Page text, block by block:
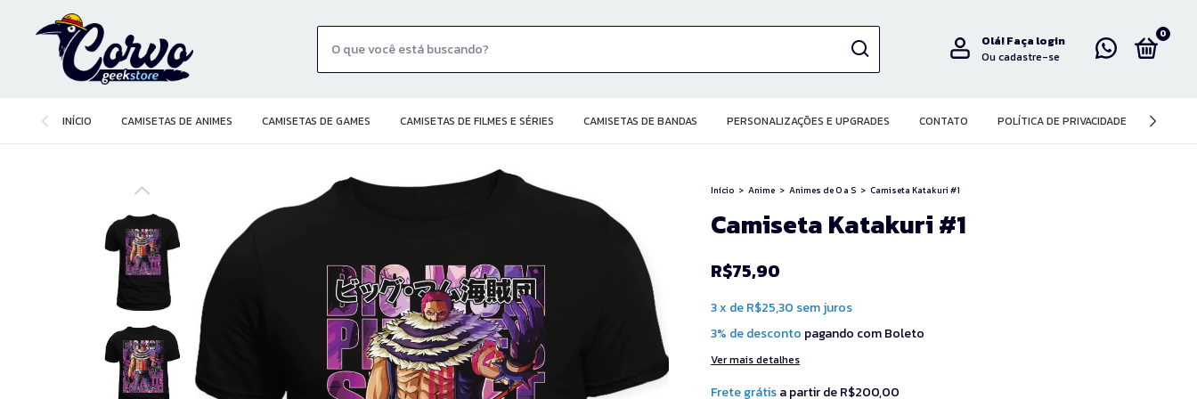
Olá!Faça login
Ou cadastre-se
0
INÍCIO CAMISETAS DE ANIMES CAMISETAS DE GAMES CAMISETAS DE FILMES E SÉRIES CAMISETAS DE BANDAS PERSONALIZAÇÕES E UPGRADES CONTATO POLÍTICA DE PRIVACIDADE
Início > Anime > Animes de O a S > Camiseta Katakuri #1
Camiseta Katakuri #1
R$75,90
3x deR$25,30 sem juros
3% de desconto pagando com Boleto
Ver mais detalhes
Frete grátisa partir deR$200,00